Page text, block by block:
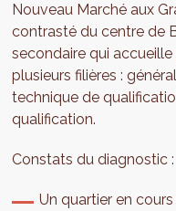
Nouveau Marché aux
contrasté du centre de
secondaire qui
plusieurs filières :
technique de
qualification.
Constats du diagnostic :
Un quartier en